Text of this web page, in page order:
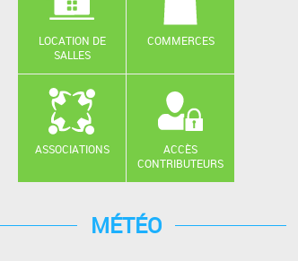
LOCATION DE
SALLES
COMMERCES
ASSOCIATIONS
ACCÈS
CONTRIBUTEURS
MÉTÉO